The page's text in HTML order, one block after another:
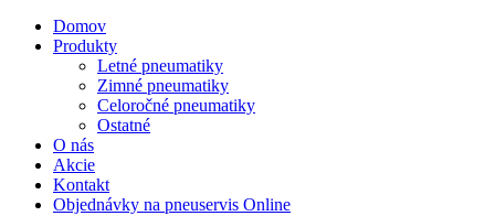
Domov
Produkty
Letné pneumatiky
Zimné pneumatiky
Celoročné pneumatiky
Ostatné
O nás
Akcie
Kontakt
Objednávky na pneuservis Online